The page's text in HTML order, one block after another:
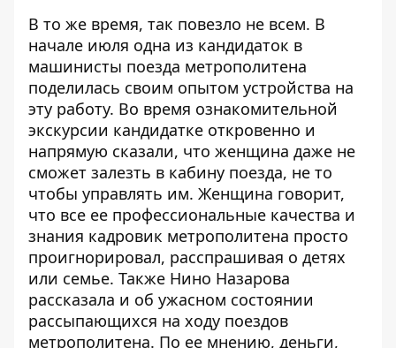
В то же время, так повезло не всем. В
начале июля одна из кандидаток в
машинисты поезда метрополитена
поделилась своим опытом устройства на
эту работу. Во время ознакомительной
экскурсии кандидатке откровенно и
напрямую сказали, что женщина даже не
сможет залезть в кабину поезда, не то
чтобы управлять им. Женщина говорит,
что все ее профессиональные качества и
знания кадровик метрополитена просто
проигнорировал, расспрашивая о детях
или семье. Также Нино Назарова
рассказала и об ужасном состоянии
рассыпающихся на ходу поездов
метрополитена. По ее мнению, деньги,